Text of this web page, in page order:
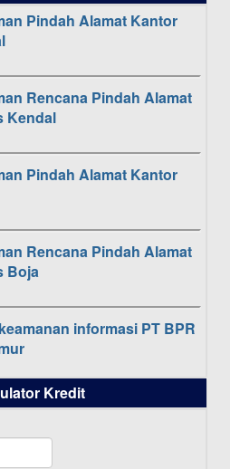
Pindah Alamat Kantor
Rencana Pindah Alamat
Kendal
Pindah Alamat Kantor
Rencana Pindah Alamat
Boja
informasi PT BPR
Undian TAMASHA
2025
Kredit